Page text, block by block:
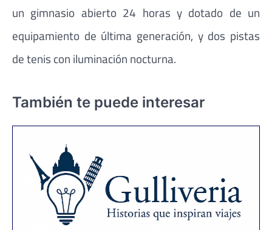
un gimnasio abierto 24 horas y dotado de un
equipamiento de última generación, y dos pistas
de tenis con iluminación nocturna.
También te puede interesar